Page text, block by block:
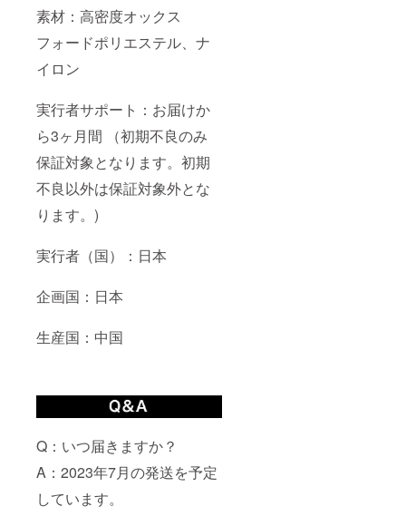
素材：高密度オックス
フォードポリエステル、ナ
イロン
実行者サポート：お届けか
ら3ヶ月間 （初期不良のみ
保証対象となります。初期
不良以外は保証対象外とな
ります。)
実行者（国）：日本
企画国：日本
生産国：中国
Q：いつ届きますか？
A：2023年7月の発送を予定
しています。